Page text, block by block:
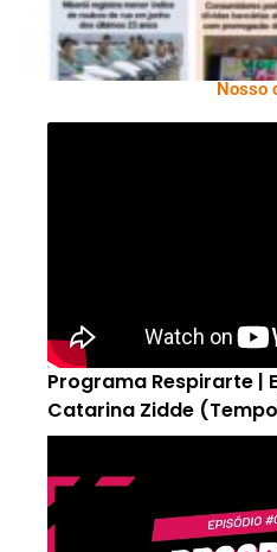
Nosso
Programa Respirarte |
Catarina Zidde